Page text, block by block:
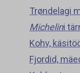
Trøndelagi
Michelini
Kohv,
Fjordid,